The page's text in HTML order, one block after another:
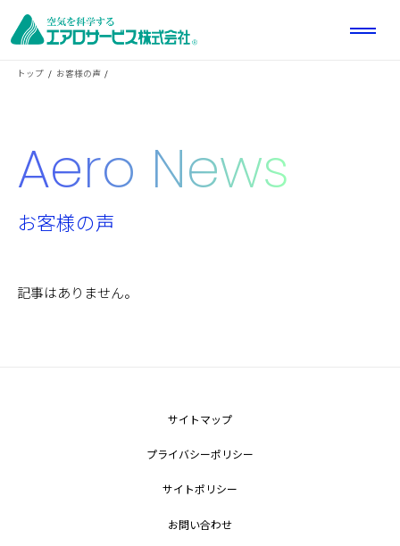
トップ お客様の声
Aero News
お客様の声
記事はありません。
サイトマップ
プライバシーポリシー
サイトポリシー
お問い合わせ